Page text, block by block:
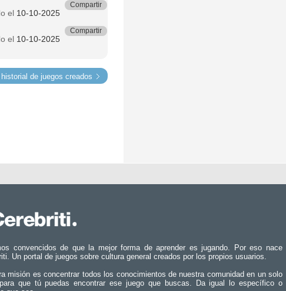
el 10-10-2025
Compartir
el 10-10-2025
Compartir
de juegos creados
convencidos de que la mejor forma de aprender es jugando. Por eso nace
Un portal de juegos sobre cultura general creados por los propios usuarios.
misión es concentrar todos los conocimientos de nuestra comunidad en un solo
que tú puedas encontrar ese juego que buscas. Da igual lo específico o